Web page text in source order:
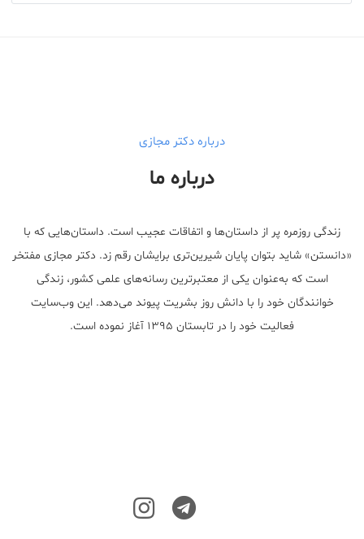
درباره دکتر مجازی
درباره ما
زندگی روزمره پر از داستان‌ها و اتفاقات عجیب است. داستان‌هایی که با
«دانستن» شاید بتوان پایان شیرین‌تری برایشان رقم زد. دکتر مجازی مفتخر
است که به‌عنوان یکی از معتبر‌ترین رسانه‌های علمی کشور، زندگی
خوانندگان خود را با دانش روز بشریت پیوند می‌دهد. این وب‌سایت
فعالیت خود را در تابستان ۱۳۹۵ آغاز نموده است.